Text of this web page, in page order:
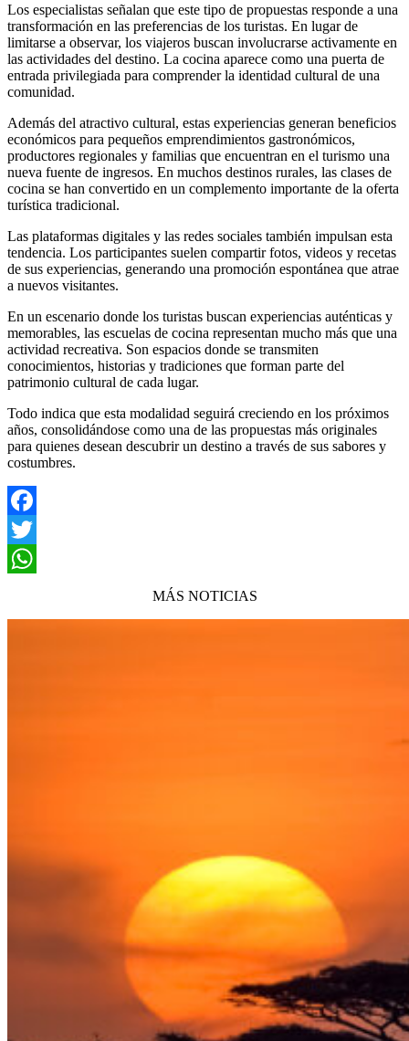
Los especialistas señalan que este tipo de propuestas responde a una
transformación en las preferencias de los turistas. En lugar de
limitarse a observar, los viajeros buscan involucrarse activamente en
las actividades del destino. La cocina aparece como una puerta de
entrada privilegiada para comprender la identidad cultural de una
comunidad.
Además del atractivo cultural, estas experiencias generan beneficios
económicos para pequeños emprendimientos gastronómicos,
productores regionales y familias que encuentran en el turismo una
nueva fuente de ingresos. En muchos destinos rurales, las clases de
cocina se han convertido en un complemento importante de la oferta
turística tradicional.
Las plataformas digitales y las redes sociales también impulsan esta
tendencia. Los participantes suelen compartir fotos, videos y recetas
de sus experiencias, generando una promoción espontánea que atrae
a nuevos visitantes.
En un escenario donde los turistas buscan experiencias auténticas y
memorables, las escuelas de cocina representan mucho más que una
actividad recreativa. Son espacios donde se transmiten
conocimientos, historias y tradiciones que forman parte del
patrimonio cultural de cada lugar.
Todo indica que esta modalidad seguirá creciendo en los próximos
años, consolidándose como una de las propuestas más originales
para quienes desean descubrir un destino a través de sus sabores y
costumbres.
Facebook
Twitter
MÁS NOTICIAS